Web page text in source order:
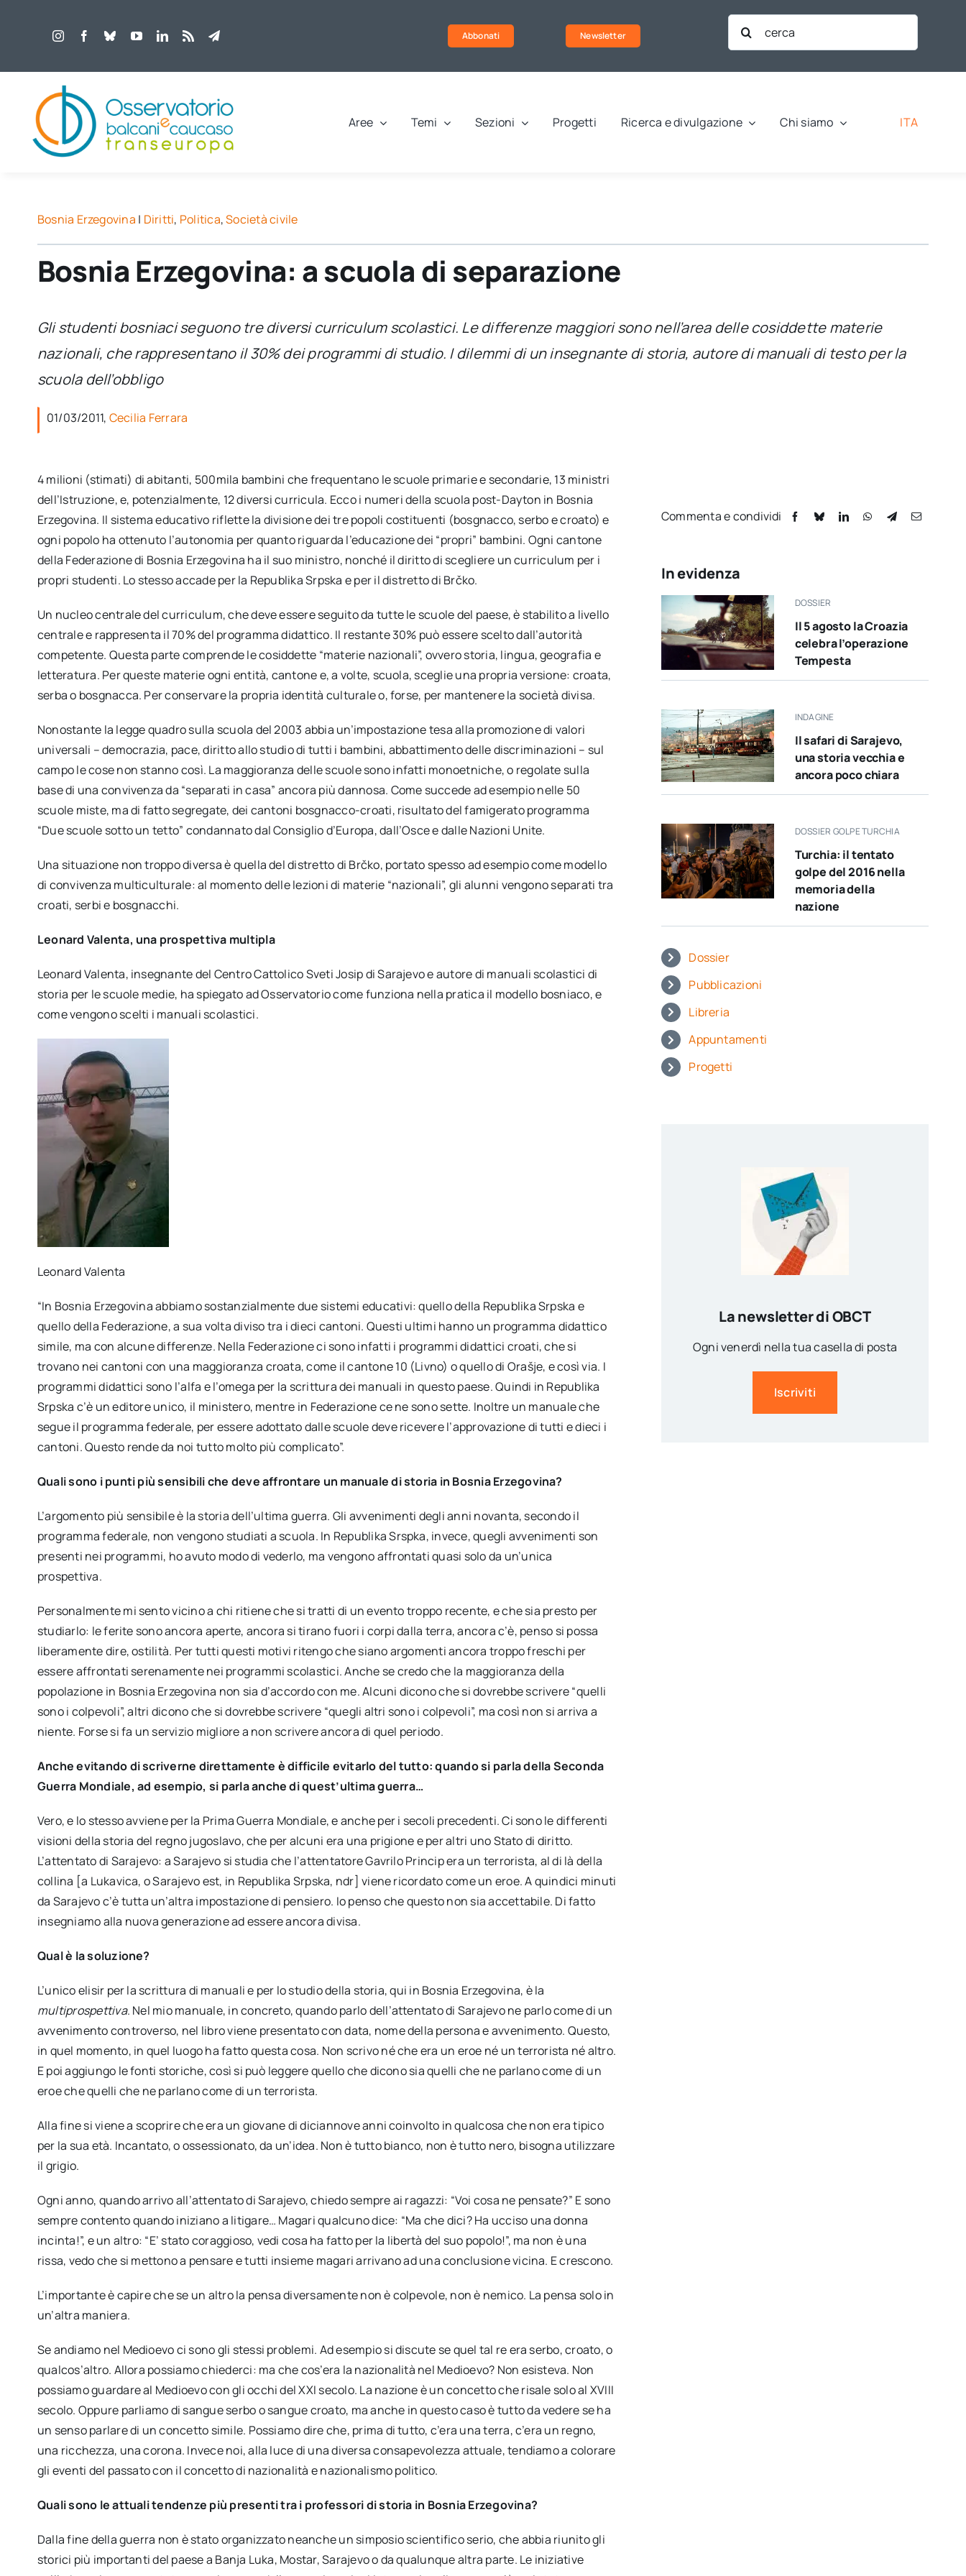
Abbonati Newsletter
Cerca
per:
Aree Temi Sezioni Progetti Ricerca e divulgazione Chi siamo ITA
Bosnia Erzegovina | Diritti, Politica,Società civile
Bosnia Erzegovina: a scuola di separazione
Gli studenti bosniaci seguono tre diversi curriculum scolastici. Le differenze maggiori sono nell’area delle cosiddette materie
nazionali, che rappresentano il 30% dei programmi di studio. I dilemmi di un insegnante di storia, autore di manuali di testo per la
scuola dell’obbligo
01/03/2011, Cecilia Ferrara
4 milioni (stimati) di abitanti, 500mila bambini che frequentano le scuole primarie e secondarie, 13 ministri
dell’Istruzione, e, potenzialmente, 12 diversi curricula. Ecco i numeri della scuola post-Dayton in Bosnia
Erzegovina. Il sistema educativo riflette la divisione dei tre popoli costituenti (bosgnacco, serbo e croato) e
ogni popolo ha ottenuto l’autonomia per quanto riguarda l’educazione dei “propri” bambini. Ogni cantone
della Federazione di Bosnia Erzegovina ha il suo ministro, nonché il diritto di scegliere un curriculum per i
propri studenti. Lo stesso accade per la Republika Srpska e per il distretto di Brčko.
Un nucleo centrale del curriculum, che deve essere seguito da tutte le scuole del paese, è stabilito a livello
centrale e rappresenta il 70% del programma didattico. Il restante 30% può essere scelto dall’autorità
competente. Questa parte comprende le cosiddette “materie nazionali”, ovvero storia, lingua, geografia e
letteratura. Per queste materie ogni entità, cantone e, a volte, scuola, sceglie una propria versione: croata,
serba o bosgnacca. Per conservare la propria identità culturale o, forse, per mantenere la società divisa.
Nonostante la legge quadro sulla scuola del 2003 abbia un’impostazione tesa alla promozione di valori
universali – democrazia, pace, diritto allo studio di tutti i bambini, abbattimento delle discriminazioni – sul
campo le cose non stanno così. La maggioranza delle scuole sono infatti monoetniche, o regolate sulla
base di una convivenza da “separati in casa” ancora più dannosa. Come succede ad esempio nelle 50
scuole miste, ma di fatto segregate, dei cantoni bosgnacco-croati, risultato del famigerato programma
“Due scuole sotto un tetto” condannato dal Consiglio d’Europa, dall’Osce e dalle Nazioni Unite.
Una situazione non troppo diversa è quella del distretto di Brčko, portato spesso ad esempio come modello
di convivenza multiculturale: al momento delle lezioni di materie “nazionali”, gli alunni vengono separati tra
croati, serbi e bosgnacchi.
Leonard Valenta, una prospettiva multipla
Leonard Valenta, insegnante del Centro Cattolico Sveti Josip di Sarajevo e autore di manuali scolastici di
storia per le scuole medie, ha spiegato ad Osservatorio come funziona nella pratica il modello bosniaco, e
come vengono scelti i manuali scolastici.
Leonard Valenta
“In Bosnia Erzegovina abbiamo sostanzialmente due sistemi educativi: quello della Republika Srpska e
quello della Federazione, a sua volta diviso tra i dieci cantoni. Questi ultimi hanno un programma didattico
simile, ma con alcune differenze. Nella Federazione ci sono infatti i programmi didattici croati, che si
trovano nei cantoni con una maggioranza croata, come il cantone 10 (Livno) o quello di Orašje, e così via. I
programmi didattici sono l’alfa e l’omega per la scrittura dei manuali in questo paese. Quindi in Republika
Srpska c’è un editore unico, il ministero, mentre in Federazione ce ne sono sette. Inoltre un manuale che
segue il programma federale, per essere adottato dalle scuole deve ricevere l’approvazione di tutti e dieci i
cantoni. Questo rende da noi tutto molto più complicato”.
Quali sono i punti più sensibili che deve affrontare un manuale di storia in Bosnia Erzegovina?
L’argomento più sensibile è la storia dell’ultima guerra. Gli avvenimenti degli anni novanta, secondo il
programma federale, non vengono studiati a scuola. In Republika Srspka, invece, quegli avvenimenti son
presenti nei programmi, ho avuto modo di vederlo, ma vengono affrontati quasi solo da un’unica
prospettiva.
Personalmente mi sento vicino a chi ritiene che si tratti di un evento troppo recente, e che sia presto per
studiarlo: le ferite sono ancora aperte, ancora si tirano fuori i corpi dalla terra, ancora c’è, penso si possa
liberamente dire, ostilità. Per tutti questi motivi ritengo che siano argomenti ancora troppo freschi per
essere affrontati serenamente nei programmi scolastici. Anche se credo che la maggioranza della
popolazione in Bosnia Erzegovina non sia d’accordo con me. Alcuni dicono che si dovrebbe scrivere “quelli
sono i colpevoli”, altri dicono che si dovrebbe scrivere “quegli altri sono i colpevoli”, ma così non si arriva a
niente. Forse si fa un servizio migliore a non scrivere ancora di quel periodo.
Anche evitando di scriverne direttamente è difficile evitarlo del tutto: quando si parla della Seconda
Guerra Mondiale, ad esempio, si parla anche di quest’ultima guerra…
Vero, e lo stesso avviene per la Prima Guerra Mondiale, e anche per i secoli precedenti. Ci sono le differenti
visioni della storia del regno jugoslavo, che per alcuni era una prigione e per altri uno Stato di diritto.
L’attentato di Sarajevo: a Sarajevo si studia che l’attentatore Gavrilo Princip era un terrorista, al di là della
collina [a Lukavica, o Sarajevo est, in Republika Srpska, ndr] viene ricordato come un eroe. A quindici minuti
da Sarajevo c’è tutta un’altra impostazione di pensiero. Io penso che questo non sia accettabile. Di fatto
insegniamo alla nuova generazione ad essere ancora divisa.
Qual è la soluzione?
L’unico elisir per la scrittura di manuali e per lo studio della storia, qui in Bosnia Erzegovina, è la
multiprospettiva. Nel mio manuale, in concreto, quando parlo dell’attentato di Sarajevo ne parlo come di un
avvenimento controverso, nel libro viene presentato con data, nome della persona e avvenimento. Questo,
in quel momento, in quel luogo ha fatto questa cosa. Non scrivo né che era un eroe né un terrorista né altro.
E poi aggiungo le fonti storiche, così si può leggere quello che dicono sia quelli che ne parlano come di un
eroe che quelli che ne parlano come di un terrorista.
Alla fine si viene a scoprire che era un giovane di diciannove anni coinvolto in qualcosa che non era tipico
per la sua età. Incantato, o ossessionato, da un’idea. Non è tutto bianco, non è tutto nero, bisogna utilizzare
il grigio.
Ogni anno, quando arrivo all’attentato di Sarajevo, chiedo sempre ai ragazzi: “Voi cosa ne pensate?” E sono
sempre contento quando iniziano a litigare… Magari qualcuno dice: “Ma che dici? Ha ucciso una donna
incinta!”, e un altro: “E’ stato coraggioso, vedi cosa ha fatto per la libertà del suo popolo!”, ma non è una
rissa, vedo che si mettono a pensare e tutti insieme magari arrivano ad una conclusione vicina. E crescono.
L’importante è capire che se un altro la pensa diversamente non è colpevole, non è nemico. La pensa solo in
un’altra maniera.
Se andiamo nel Medioevo ci sono gli stessi problemi. Ad esempio si discute se quel tal re era serbo, croato, o
qualcos’altro. Allora possiamo chiederci: ma che cos’era la nazionalità nel Medioevo? Non esisteva. Non
possiamo guardare al Medioevo con gli occhi del XXI secolo. La nazione è un concetto che risale solo al XVIII
secolo. Oppure parliamo di sangue serbo o sangue croato, ma anche in questo caso è tutto da vedere se ha
un senso parlare di un concetto simile. Possiamo dire che, prima di tutto, c’era una terra, c’era un regno,
una ricchezza, una corona. Invece noi, alla luce di una diversa consapevolezza attuale, tendiamo a colorare
gli eventi del passato con il concetto di nazionalità e nazionalismo politico.
Quali sono le attuali tendenze più presenti tra i professori di storia in Bosnia Erzegovina?
Dalla fine della guerra non è stato organizzato neanche un simposio scientifico serio, che abbia riunito gli
storici più importanti del paese a Banja Luka, Mostar, Sarajevo o da qualunque altra parte. Le iniziative
Commenta e condividi
In evidenza
DOSSIER
Il 5 agosto la Croazia
celebra l’operazione
Tempesta
INDAGINE
Il safari di Sarajevo,
una storia vecchia e
ancora poco chiara
DOSSIER GOLPE TURCHIA
Turchia: il tentato
golpe del 2016 nella
memoria della
nazione
Dossier
Pubblicazioni
Libreria
Appuntamenti
Progetti
La newsletter di OBCT
Ogni venerdì nella tua casella di posta
Iscriviti